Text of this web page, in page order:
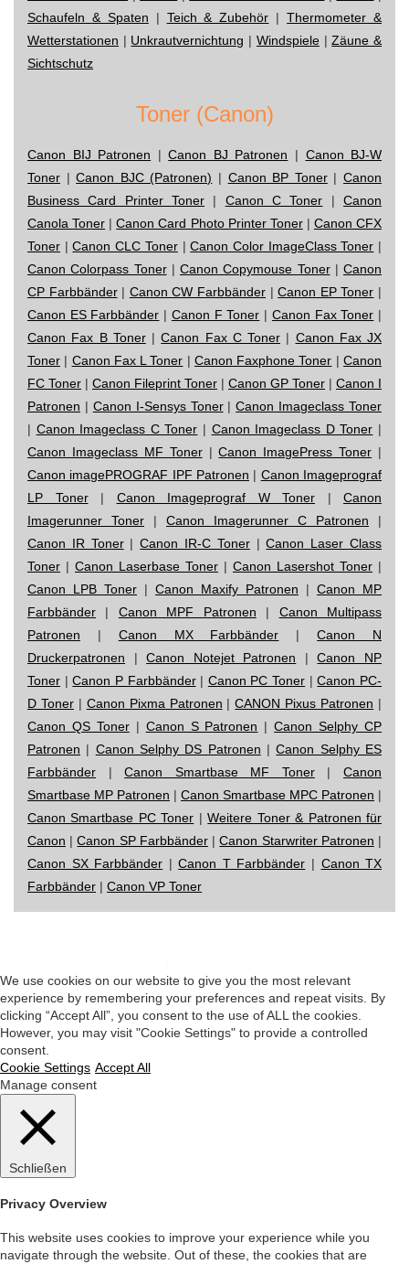
Schaufeln & Spaten | Teich & Zubehör |Thermometer &
Wetterstationen | Unkrautvernichtung | Windspiele|Zäune &
Sichtschutz
Toner (Canon)
Canon BIJ Patronen |Canon BJ Patronen | Canon BJ-W
Toner |Canon BJC (Patronen) | Canon BP Toner|Canon
Business Card Printer Toner | Canon C Toner |Canon
Canola Toner |Canon Card Photo Printer Toner| Canon CFX
Toner |Canon CLC Toner|Canon Color ImageClass Toner |
Canon Colorpass Toner| Canon Copymouse Toner| Canon
CP Farbbänder| Canon CW Farbbänder |Canon EP Toner |
Canon ES Farbbänder | Canon F Toner | Canon Fax Toner |
Canon Fax B Toner|Canon Fax C Toner | Canon Fax JX
Toner | Canon Fax L Toner | Canon Faxphone Toner |Canon
FC Toner | Canon Fileprint Toner | Canon GP Toner | Canon I
Patronen | Canon I-Sensys Toner|Canon Imageclass Toner
| Canon Imageclass C Toner | Canon Imageclass D Toner |
Canon Imageclass MF Toner|Canon ImagePress Toner |
Canon imagePROGRAF IPF Patronen | Canon Imageprograf
LP Toner| Canon Imageprograf W Toner | Canon
Imagerunner Toner | Canon Imagerunner C Patronen |
Canon IR Toner|Canon IR-C Toner|Canon Laser Class
Toner | Canon Laserbase Toner | Canon Lasershot Toner |
Canon LPB Toner | Canon Maxify Patronen | Canon MP
Farbbänder | Canon MPF Patronen | Canon Multipass
Patronen | Canon MX Farbbänder |Canon N
Druckerpatronen |Canon Notejet Patronen |Canon NP
Toner |Canon P Farbbänder| Canon PC Toner |Canon PC-
D Toner| Canon Pixma Patronen |CANON Pixus Patronen |
Canon QS Toner| Canon S Patronen |Canon Selphy CP
Patronen | Canon Selphy DS Patronen |Canon Selphy ES
Farbbänder |Canon Smartbase MF Toner|Canon
Smartbase MP Patronen | Canon Smartbase MPC Patronen |
Canon Smartbase PC Toner |Weitere Toner & Patronen für
Canon |Canon SP Farbbänder|Canon Starwriter Patronen |
Canon SX Farbbänder |Canon T Farbbänder | Canon TX
Farbbänder | Canon VP Toner
We use cookies on our website to give you the most relevant
experience by remembering your preferences and repeat visits. By
clicking “Accept All”, you consent to the use of ALL the cookies.
However, you may visit "Cookie Settings" to provide a controlled
consent.
Cookie Settings Accept All
Manage consent
Schließen
Privacy Overview
This website uses cookies to improve your experience while you
navigate through the website. Out of these, the cookies that are